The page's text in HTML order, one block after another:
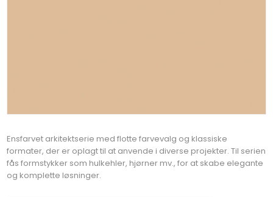
Ensfarvet arkitektserie med flotte farvevalg og klassiske
formater, der er oplagt til at anvende i diverse projekter. Til serien
fås formstykker som hulkehler, hjørner mv., for at skabe elegante
og komplette løsninger.